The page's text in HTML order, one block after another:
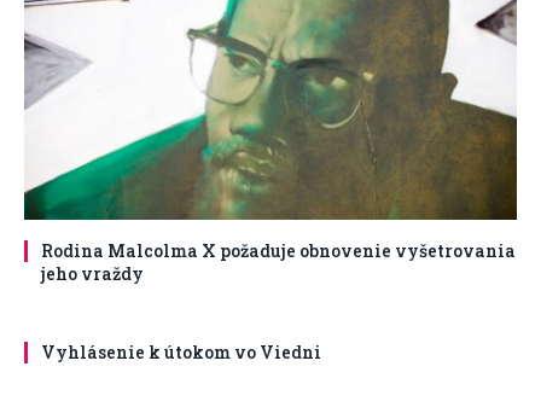
Rodina Malcolma X požaduje obnovenie vyšetrovania
jeho vraždy
Vyhlásenie k útokom vo Viedni